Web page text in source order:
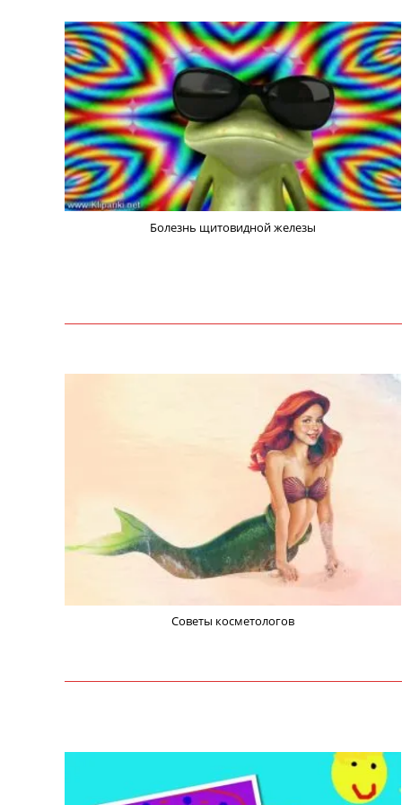
Болезнь щитовидной железы
Советы косметологов